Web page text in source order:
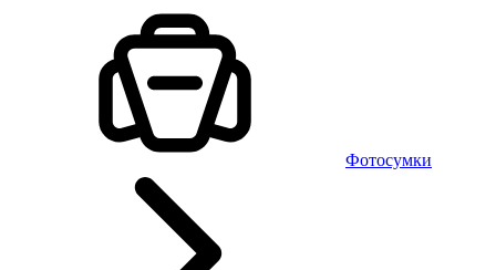
Фотосумки